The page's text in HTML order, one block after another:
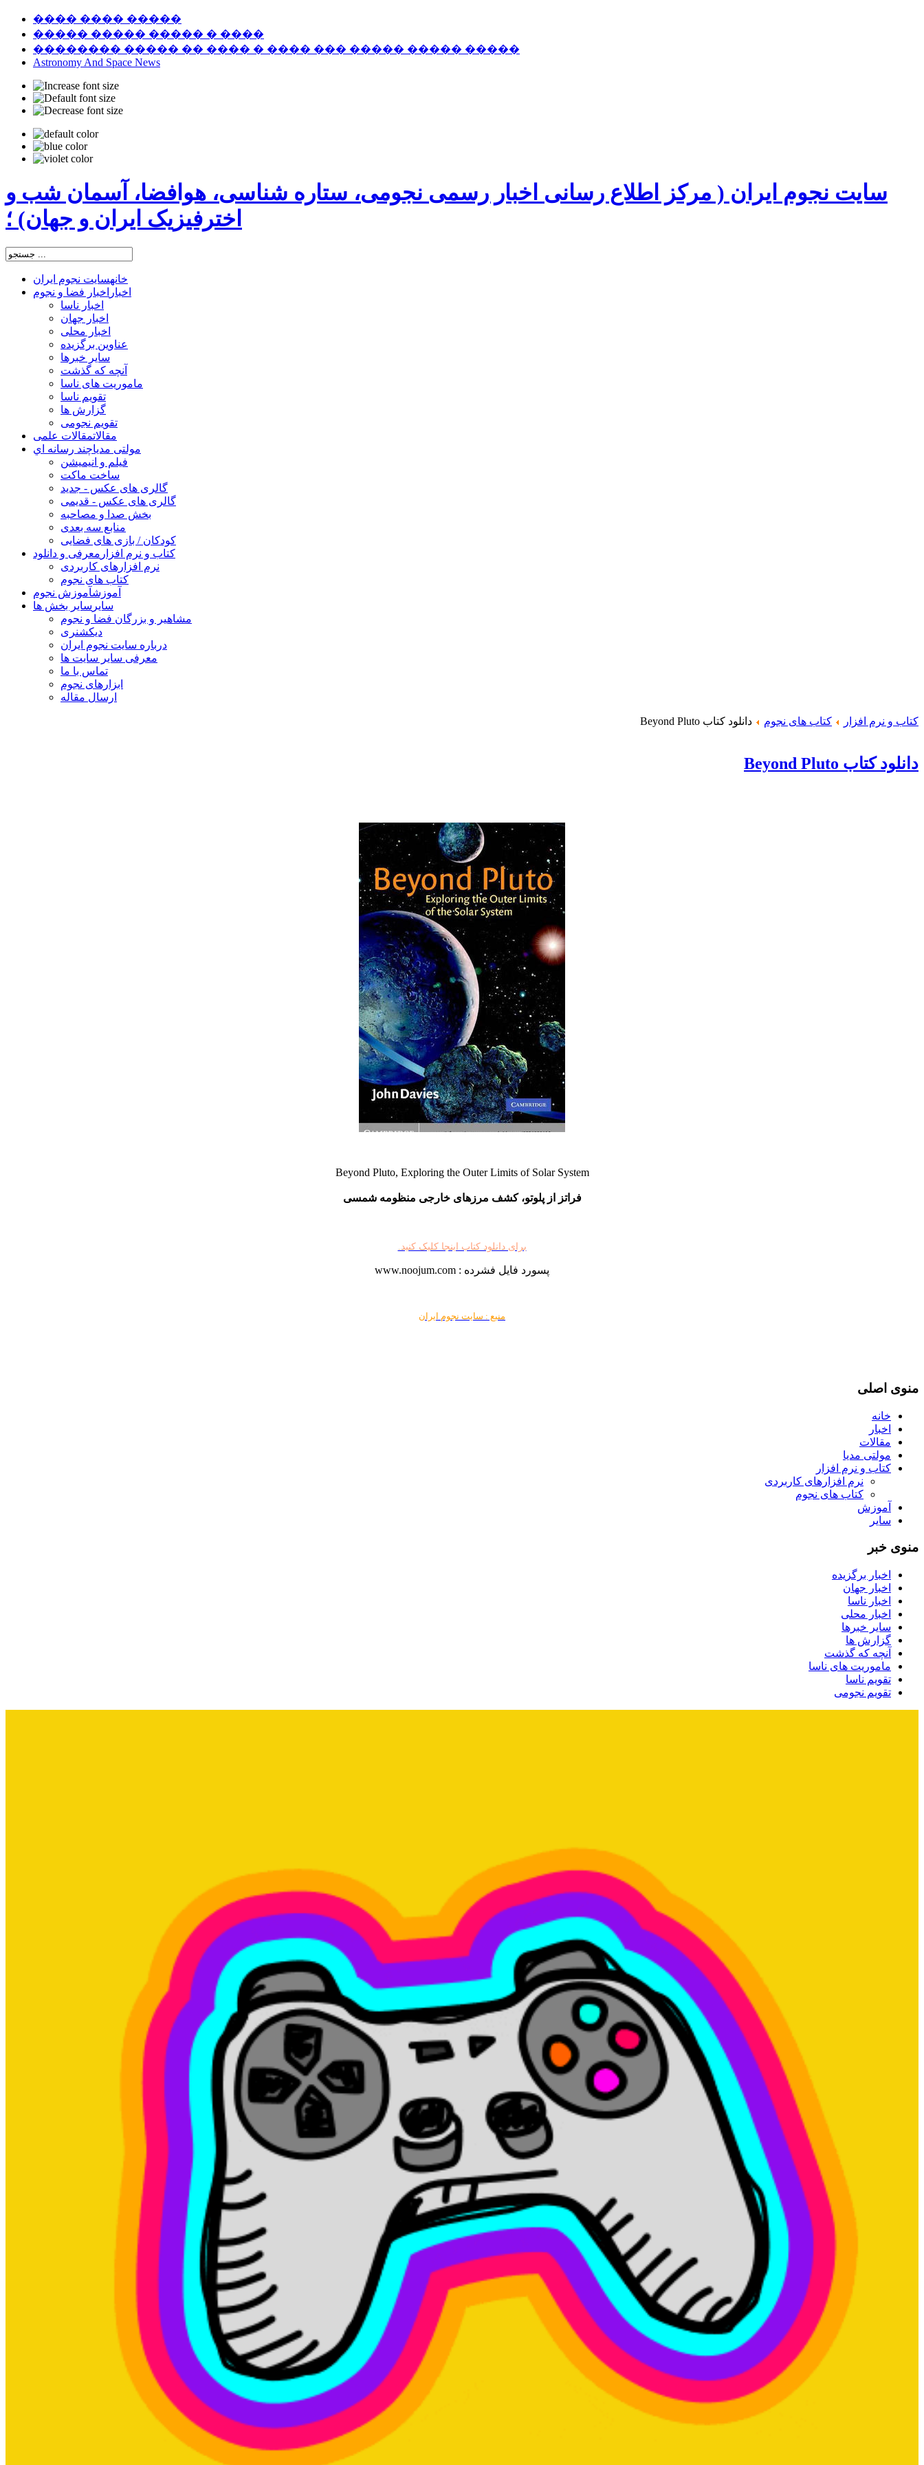
���� ���� �����
����� ����� ����� � ����
�������� ����� �� ���� � ���� ��� ����� ����� �����
Astronomy And Space News
سایت نجوم ایران ( مرکز اطلاع رسانی اخبار رسمی نجومی، ستاره شناسی، هوافضا، آسمان شب و
اخترفیزیک ایران و جهان) ؛
خانهسایت نجوم ایران
اخبار اخبار فضا و نجوم
اخبار ناسا
اخبار جهان
اخبار محلی
عناوین برگزیده
سایر خبرها
آنچه که گذشت
ماموریت های ناسا
تقویم ناسا
گزارش ها
تقویم نجومی
مقالاتمقالات علمی
مولتی مدیاچند رسانه اي
فیلم و انیمیشن
ساخت ماکت
گالری های عکس - جدید
گالری های عکس - قدیمی
بخش صدا و مصاحبه
منابع سه بعدی
کودکان / بازی های فضایی
کتاب و نرم افزار معرفی و دانلود
نرم افزارهای کاربردی
کتاب های نجوم
آموزشآموزش نجوم
سایر سایر بخش ها
مشاهیر و بزرگان فضا و نجوم
دیکشنری
درباره سایت نجوم ایران
معرفی سایر سایت ها
تماس با ما
ابزارهای نجوم
ارسال مقاله
کتاب و نرم افزار کتاب های نجوم دانلود کتاب Beyond Pluto
دانلود کتاب Beyond Pluto
Beyond Pluto, Exploring the Outer Limits of Solar System
فراتز از پلوتو، کشف مرزهای خارجی منظومه شمسی
برای دانلود کتاب اینجا کلیک کنید.
پسورد فایل فشرده : www.noojum.com
منبع : سایت نجوم ایران
منوی اصلی
خانه
اخبار
مقالات
مولتی مدیا
کتاب و نرم افزار
نرم افزارهای کاربردی
کتاب های نجوم
آموزش
سایر
منوی خبر
اخبار برگزیده
اخبار جهان
اخبار ناسا
اخبار محلی
سایر خبرها
گزارش ها
آنچه که گذشت
ماموریت های ناسا
تقویم ناسا
تقویم نجومی